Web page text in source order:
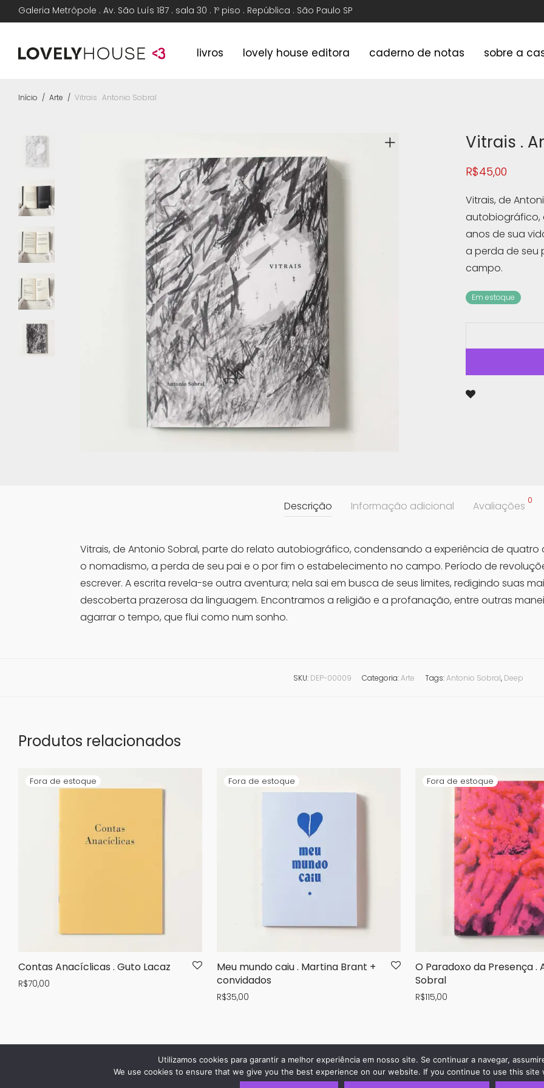
Galeria Metrópole . Av. São Luís 187 . sala 30 . 1º piso . República . São Paulo SP
livros lovely house editora caderno de notas sobre a
Início / Arte / Vitrais . Antonio Sobral
Vitrais .
R$45,00
Vitrais, de
autobiográfico,
anos de sua
a perda de seu
campo.
Em estoque
Descrição Informação adicional Avaliações 0
Vitrais, de Antonio Sobral, parte do relato autobiográfico, condensando a experiência de
o nomadismo, a perda de seu pai e o por fim o estabelecimento no campo. Período de
escrever. A escrita revela-se outra aventura; nela sai em busca de seus limites, redigindo suas
descoberta prazerosa da linguagem. Encontramos a religião e a profanação, entre outras
agarrar o tempo, que flui como num sonho.
SKU: DEP-00009 Categoria:Arte Tags:Antonio Sobral, Deep
Produtos relacionados
Contas Anacíclicas . Guto Lacaz
R$70,00
Meu mundo caiu . Martina Brant +
convidados
R$35,00
O Paradoxo da Presença .
Sobral
R$115,00
privacidadeacompanhe seu pedidocontato©2026 adorável editora de casa
Utilizamos cookies para garantir a melhor experiência em nosso site. Se continuar a navegar,
We use cookies to ensure that we give you the best experience on our website. If you continue to use this site